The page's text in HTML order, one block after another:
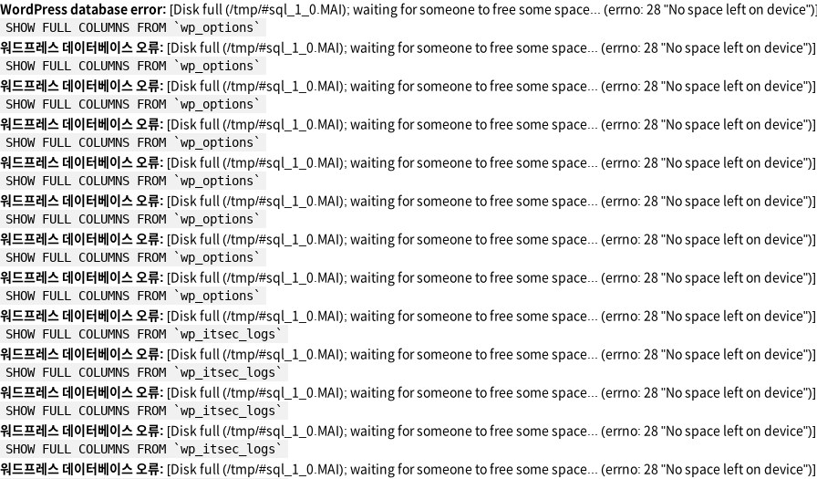
WordPress database error: [Disk full (/tmp/#sql_1_0.MAI); waiting for someone to free some space... (errno: 28 "No space left on
SHOW FULL COLUMNS FROM `wp_options`
워드프레스 데이터베이스 오류: [Disk full (/tmp/#sql_1_0.MAI); waiting for someone to free some space... (errno: 28 "No space left on device")]
SHOW FULL COLUMNS FROM `wp_options`
워드프레스 데이터베이스 오류: [Disk full (/tmp/#sql_1_0.MAI); waiting for someone to free some space... (errno: 28 "No space left on device")]
SHOW FULL COLUMNS FROM `wp_options`
워드프레스 데이터베이스 오류: [Disk full (/tmp/#sql_1_0.MAI); waiting for someone to free some space... (errno: 28 "No space left on device")]
SHOW FULL COLUMNS FROM `wp_options`
워드프레스 데이터베이스 오류: [Disk full (/tmp/#sql_1_0.MAI); waiting for someone to free some space... (errno: 28 "No space left on device")]
SHOW FULL COLUMNS FROM `wp_options`
워드프레스 데이터베이스 오류: [Disk full (/tmp/#sql_1_0.MAI); waiting for someone to free some space... (errno: 28 "No space left on device")]
SHOW FULL COLUMNS FROM `wp_options`
워드프레스 데이터베이스 오류: [Disk full (/tmp/#sql_1_0.MAI); waiting for someone to free some space... (errno: 28 "No space left on device")]
SHOW FULL COLUMNS FROM `wp_options`
워드프레스 데이터베이스 오류: [Disk full (/tmp/#sql_1_0.MAI); waiting for someone to free some space... (errno: 28 "No space left on device")]
SHOW FULL COLUMNS FROM `wp_options`
워드프레스 데이터베이스 오류: [Disk full (/tmp/#sql_1_0.MAI); waiting for someone to free some space... (errno: 28 "No space left on device")]
SHOW FULL COLUMNS FROM `wp_itsec_logs`
워드프레스 데이터베이스 오류: [Disk full (/tmp/#sql_1_0.MAI); waiting for someone to free some space... (errno: 28 "No space left on device")]
SHOW FULL COLUMNS FROM `wp_itsec_logs`
워드프레스 데이터베이스 오류: [Disk full (/tmp/#sql_1_0.MAI); waiting for someone to free some space... (errno: 28 "No space left on device")]
SHOW FULL COLUMNS FROM `wp_itsec_logs`
워드프레스 데이터베이스 오류: [Disk full (/tmp/#sql_1_0.MAI); waiting for someone to free some space... (errno: 28 "No space left on device")]
SHOW FULL COLUMNS FROM `wp_itsec_logs`
워드프레스 데이터베이스 오류: [Disk full (/tmp/#sql_1_0.MAI); waiting for someone to free some space... (errno: 28 "No space left on device")]